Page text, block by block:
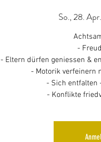
So., 28. Apr.
-
- Eltern dürfen geniessen &
- Motorik verfeinern
- Sich entfalten
- Konflikte